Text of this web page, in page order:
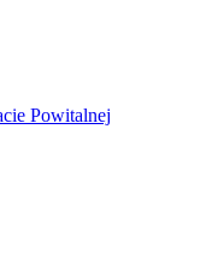
Powitalnej